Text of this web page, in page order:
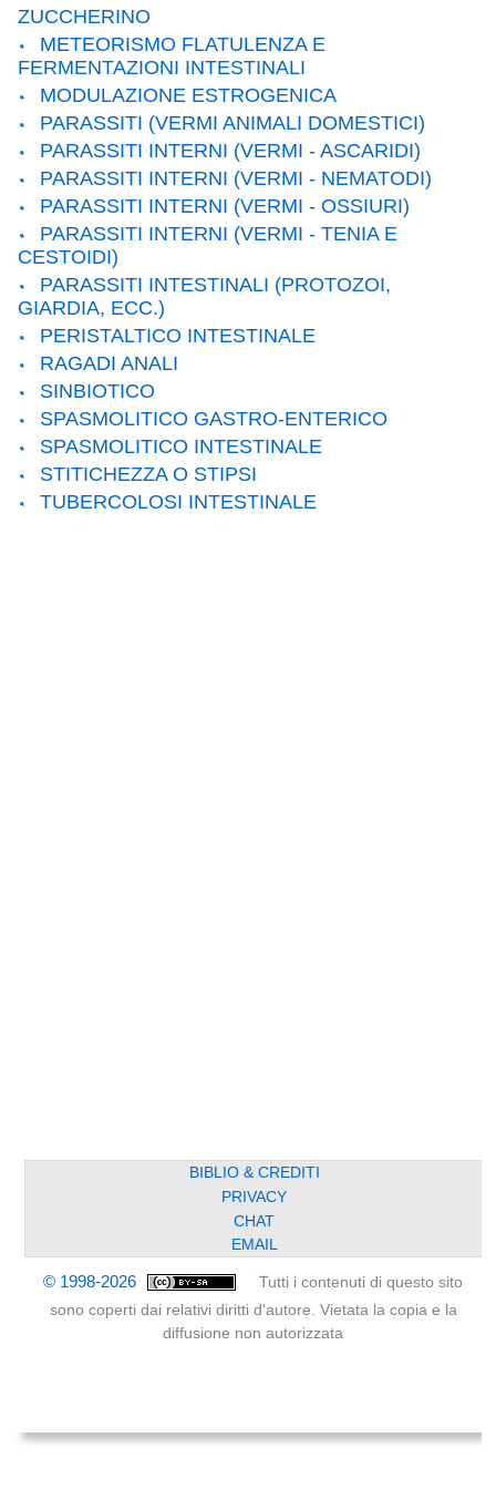
ZUCCHERINO
METEORISMO FLATULENZA E
FERMENTAZIONI INTESTINALI
MODULAZIONE ESTROGENICA
PARASSITI (VERMI ANIMALI DOMESTICI)
PARASSITI INTERNI (VERMI - ASCARIDI)
PARASSITI INTERNI (VERMI - NEMATODI)
PARASSITI INTERNI (VERMI - OSSIURI)
PARASSITI INTERNI (VERMI - TENIA E
CESTOIDI)
PARASSITI INTESTINALI (PROTOZOI,
GIARDIA, ECC.)
PERISTALTICO INTESTINALE
RAGADI ANALI
SINBIOTICO
SPASMOLITICO GASTRO-ENTERICO
SPASMOLITICO INTESTINALE
STITICHEZZA O STIPSI
TUBERCOLOSI INTESTINALE
BIBLIO & CREDITI
PRIVACY
CHAT
EMAIL
© 1998-2026
Tutti i contenuti di questo sito
sono coperti dai relativi diritti d'autore. Vietata la copia e la
diffusione non autorizzata